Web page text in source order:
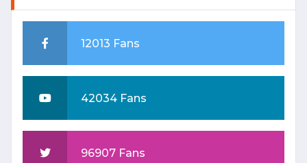
12013 Fans
42034 Fans
96907 Fans